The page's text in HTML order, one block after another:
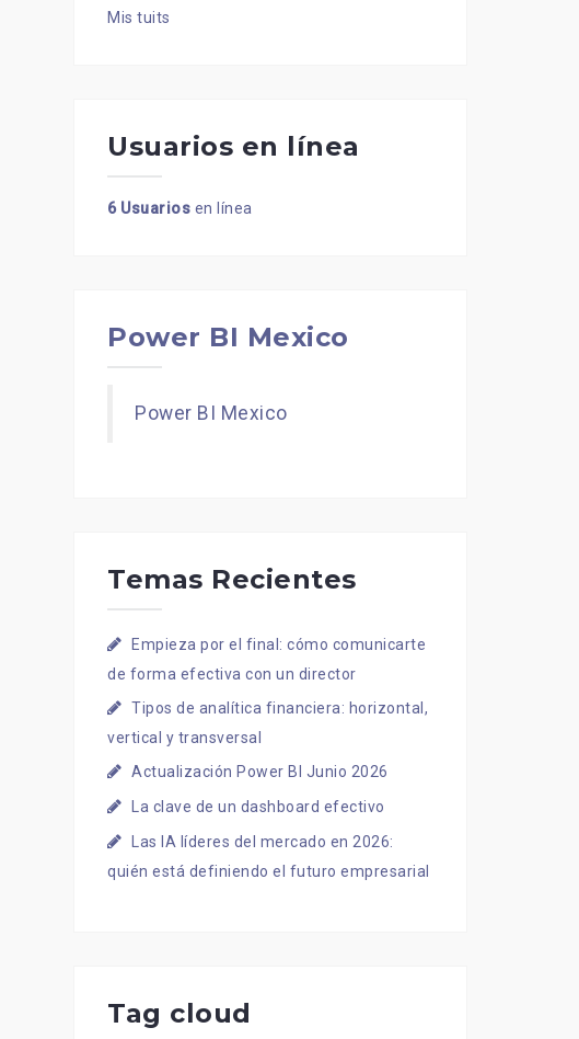
Mis tuits
Usuarios en línea
6 Usuarios en línea
Power BI Mexico
Power BI Mexico
Temas Recientes
Empieza por el final: cómo comunicarte
de forma efectiva con un director
Tipos de analítica financiera: horizontal,
vertical y transversal
Actualización Power BI Junio 2026
La clave de un dashboard efectivo
Las IA líderes del mercado en 2026:
quién está definiendo el futuro empresarial
Tag cloud